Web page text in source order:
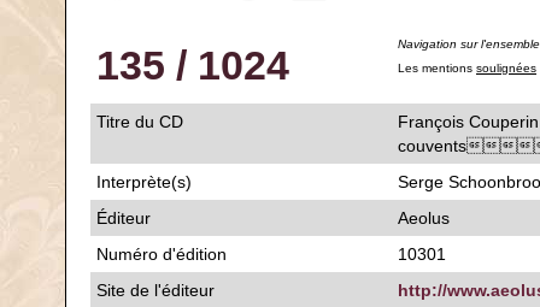
135 / 1024
Navigation sur
Les mentions soulignées
Titre du CD
François
Interprète(s)
Serge
Éditeur
Aeolus
Numéro d'édition
10301
Site de l'éditeur
http://